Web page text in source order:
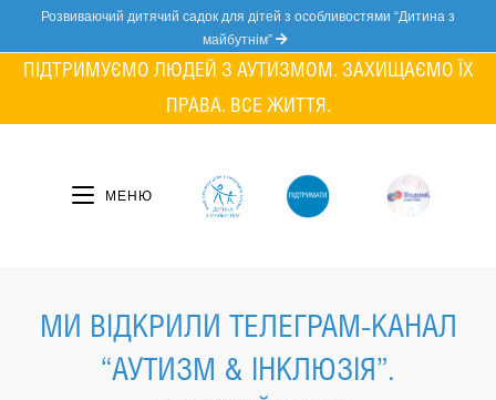
content
Розвиваючий дитячий садок для дітей з особливостями “Дитина з
майбутнім”
ПІДТРИМУЄМО ЛЮДЕЙ З АУТИЗМОМ. ЗАХИЩАЄМО ЇХ
ПРАВА. ВСЕ ЖИТТЯ.
МЕНЮ
МИ ВІДКРИЛИ ТЕЛЕГРАМ-КАНАЛ
“АУТИЗМ & ІНКЛЮЗІЯ”.